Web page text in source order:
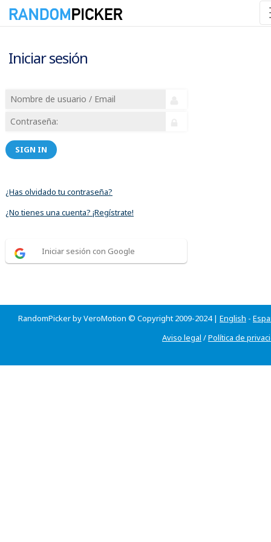
Iniciar sesión
SIGN IN
¿Has olvidado tu contraseña?
¿No tienes una cuenta? ¡Regístrate!
Iniciar sesión con Google
RandomPicker by VeroMotion © Copyright 2009-2024 | English -
Aviso legal /Política de